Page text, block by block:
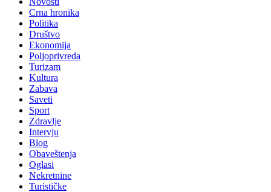
Crna hronika
Politika
Društvo
Ekonomija
Poljoprivreda
Turizam
Kultura
Zabava
Saveti
Sport
Zdravlje
Intervju
Blog
Obaveštenja
Oglasi
Nekretnine
Turističke